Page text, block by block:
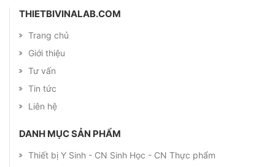
THIETBIVINALAB.COM
Trang chủ
Giới thiệu
Tư vấn
Tin tức
Liên hệ
DANH MỤC SẢN PHẨM
Thiết bị Y Sinh - CN Sinh Học - CN Thực phẩm